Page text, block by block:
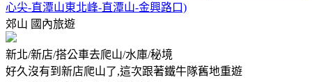
心尖-直潭山東北峰-直潭山-金興路口)
郊山 國內旅遊
新北/新店/搭公車去爬山/水庫/秘境
好久沒有到新店爬山了,這次跟著鐵牛隊舊地重遊